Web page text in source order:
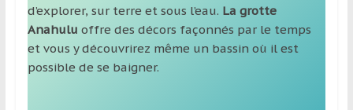
d’explorer, sur terre et sous l’eau. La grotte
Anahulu offre des décors façonnés par le temps
et vous y découvrirez même un bassin où il est
possible de se baigner.